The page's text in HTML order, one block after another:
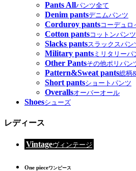
Pants Allパンツ全て
Denim pantsデニムパンツ
Corduroy pantsコーデュロ
Cotton pantsコットンパンツ
Slacks pantsスラックスパン
Military pants ミリタリーパ
Other Pantsその他ポリパン
Pattern&Sweat pants総柄
Short pantsショートパンツ
Overallsオーバーオール
Shoesシューズ
レディース
Vintageヴィンテージ
One pieceワンピース